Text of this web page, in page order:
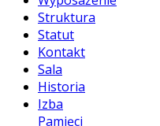
Struktura
Statut
Kontakt
Sala
Historia
Izba
Pamięci